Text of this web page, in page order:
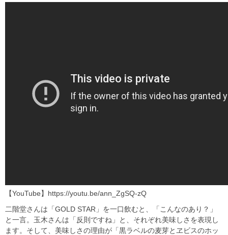
【YouTube】https://youtu.be/ann_ZgSQ-zQ
二階堂さんは「GOLD STAR」を一口飲むと、「こんなのあり？」
と一言。玉木さんは「反則ですね」と、それぞれ美味しさを表現し
ます。そして、美味しさの理由が「黒ラベルの麦芽とヱビスのホッ